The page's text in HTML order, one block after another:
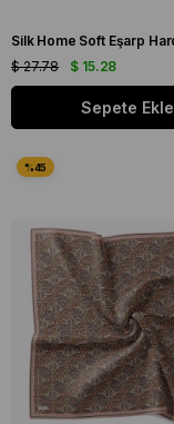
$ 15.28
$ 27.78
Sepete Ekle